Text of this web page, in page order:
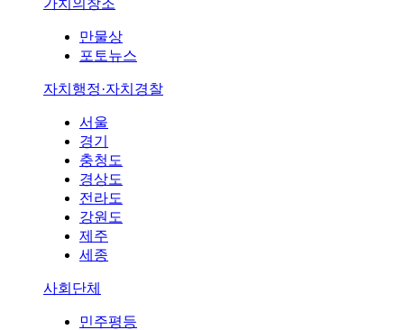
만물상
포토뉴스
자치행정·자치경찰
서울
경기
충청도
경상도
전라도
강원도
제주
세종
사회단체
민주평등